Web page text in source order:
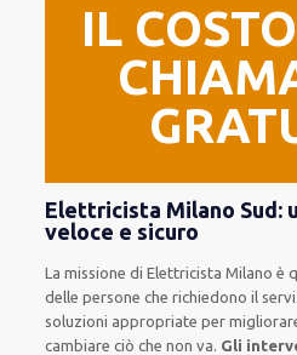
IL
Elettricista Milano Sud:
veloce e sicuro
La missione di Elettricista Milano è
delle persone cherichiedono il
soluzioni appropriate per
cambiare ciò che non va. Gli